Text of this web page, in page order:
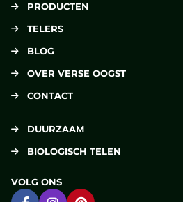
PRODUCTEN
TELERS
BLOG
OVER VERSE OOGST
CONTACT
DUURZAAM
BIOLOGISCH TELEN
VOLG ONS